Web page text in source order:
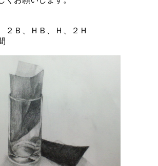
２Ｂ、ＨＢ、Ｈ、２Ｈ